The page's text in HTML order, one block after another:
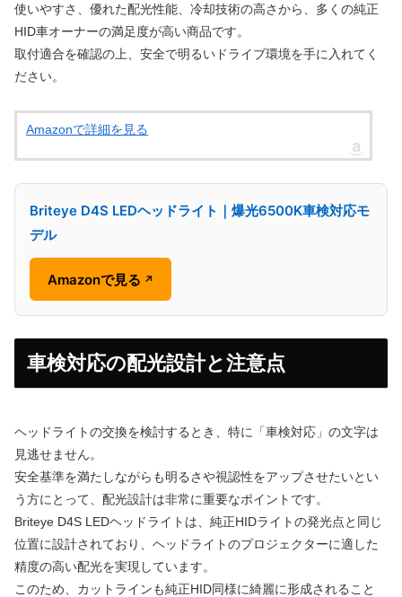
使いやすさ、優れた配光性能、冷却技術の高さから、多くの純正
HID車オーナーの満足度が高い商品です。
取付適合を確認の上、安全で明るいドライブ環境を手に入れてく
ださい。
Amazonで詳細を見る
Briteye D4S LEDヘッドライト｜爆光6500K車検対応モ
デル
Amazonで見る ↗
車検対応の配光設計と注意点
ヘッドライトの交換を検討するとき、特に「車検対応」の文字は
見逃せません。
安全基準を満たしながらも明るさや視認性をアップさせたいとい
う方にとって、配光設計は非常に重要なポイントです。
Briteye D4S LEDヘッドライトは、純正HIDライトの発光点と同じ
位置に設計されており、ヘッドライトのプロジェクターに適した
精度の高い配光を実現しています。
このため、カットラインも純正HID同様に綺麗に形成されること